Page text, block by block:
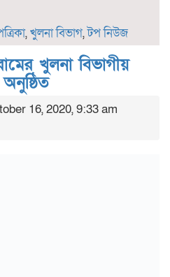
,খুলনা বিভাগ,টপ নিউজ
খুলনা বিভাগীয়
16, 2020, 9:33 am